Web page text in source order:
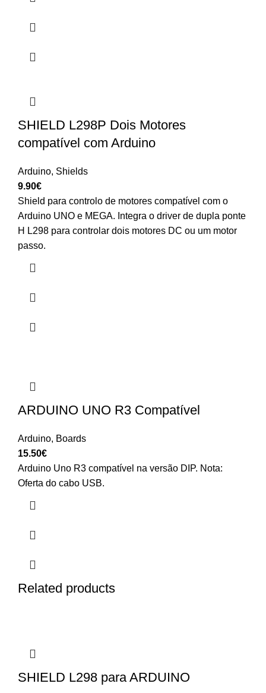
SHIELD L298P Dois Motores
compatível com Arduino
Arduino, Shields
9.90€
Shield para controlo de motores compatível com o
Arduino UNO e MEGA. Integra o driver de dupla ponte
H L298 para controlar dois motores DC ou um motor
passo.
ARDUINO UNO R3 Compatível
Arduino, Boards
15.50€
Arduino Uno R3 compatível na versão DIP. Nota:
Oferta do cabo USB.
Related products
SHIELD L298 para ARDUINO